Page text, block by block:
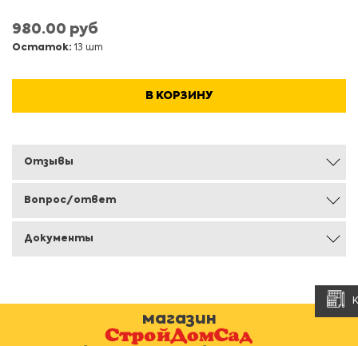
980.00 руб
Остаток: 13 шт
В КОРЗИНУ
Отзывы
Вопрос/ответ
Документы
магазин